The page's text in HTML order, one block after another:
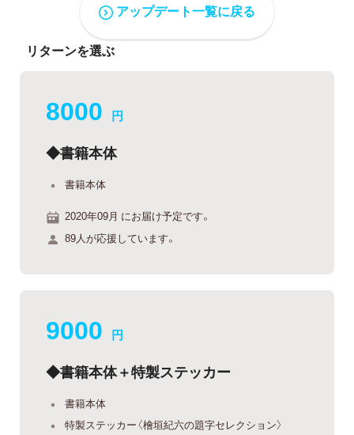
アップデート一覧に戻る
リターンを選ぶ
8000 円
◆書籍本体
書籍本体
2020年09月 にお届け予定です。
89人が応援しています。
9000 円
◆書籍本体＋特製ステッカー
書籍本体
特製ステッカー〈檜垣紀六の題字セレクション〉